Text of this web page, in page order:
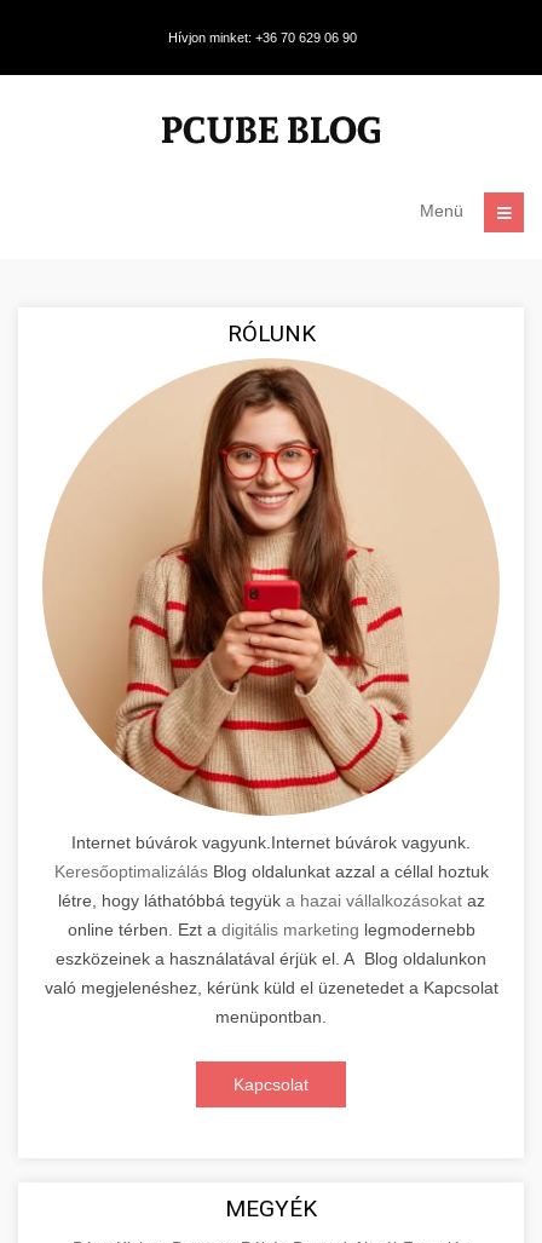
Hívjon minket: +36 70 629 06 90
Menü
RÓLUNK
Internet búvárok vagyunk.Internet búvárok vagyunk.
KeresőoptimalizálásBlog oldalunkat azzal a céllal hoztuk
létre, hogy láthatóbbá tegyük a hazai vállalkozásokataz
online térben. Ezt a digitális marketing legmodernebb
eszközeinek a használatával érjük el. A Blog oldalunkon
való megjelenéshez, kérünk küld el üzenetedet a Kapcsolat
menüpontban.
Kapcsolat
MEGYÉK